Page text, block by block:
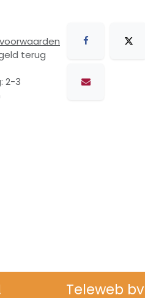
terug
2-3
Teleweb bv